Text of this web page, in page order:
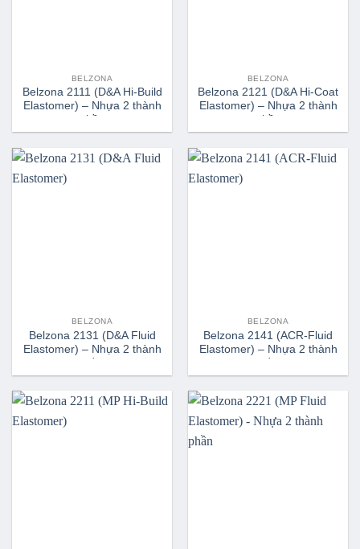
BELZONA
Belzona 2111 (D&A Hi-Build
Elastomer) – Nhựa 2 thành
phần
BELZONA
Belzona 2121 (D&A Hi-Coat
Elastomer) – Nhựa 2 thành
phần
BELZONA
Belzona 2131 (D&A Fluid
Elastomer) – Nhựa 2 thành
phần
BELZONA
Belzona 2141 (ACR-Fluid
Elastomer) – Nhựa 2 thành
phần